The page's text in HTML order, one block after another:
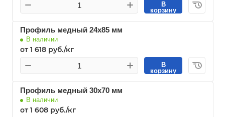
В
корзину
Профиль медный 24х85 мм
В наличии
от 1 618 руб./кг
В
корзину
Профиль медный 30х70 мм
В наличии
от 1 608 руб./кг